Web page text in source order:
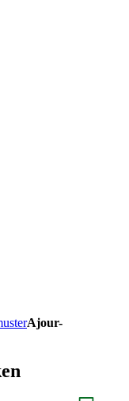
Ajour-